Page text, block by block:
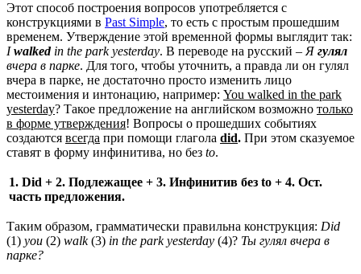
Этот способ построения вопросов употребляется с
конструкциями в Past Simple, то есть с простым прошедшим
временем. Утверждение этой временной формы выглядит так:
I walkedin the parkyesterday. В переводе на русский – Я гулял
вчера в парке. Для того, чтобы уточнить, а правда ли он гулял
вчера в парке, не достаточно просто изменить лицо
местоимения и интонацию, например: You walked in the park
yesterday? Такое предложение на английском возможно только
в форме утверждения! Вопросы о прошедших событиях
создаются всегда при помощи глагола did. При этом сказуемое
ставят в форму инфинитива, но без to.
1. Did + 2. Подлежащее + 3. Инфинитив без to + 4. Ост.
часть предложения.
Таким образом, грамматически правильна конструкция: Did
(1) you (2) walk(3) in the parkyesterday (4)? Ты гулял вчера в
парке?